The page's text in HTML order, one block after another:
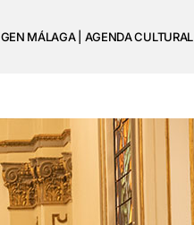
GEN MÁLAGA | AGENDA CULTURAL